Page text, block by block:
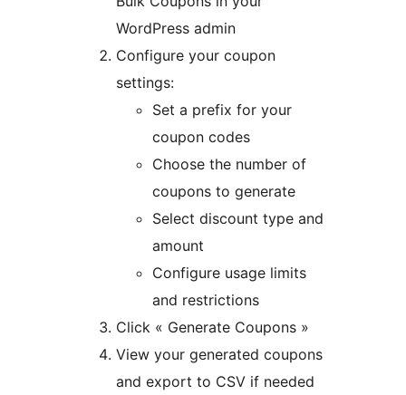
WordPress admin
Configure your coupon
settings:
Set a prefix for your
coupon codes
Choose the number of
coupons to generate
Select discount type and
amount
Configure usage limits
and restrictions
Click « Generate Coupons »
View your generated coupons
and export to CSV if needed